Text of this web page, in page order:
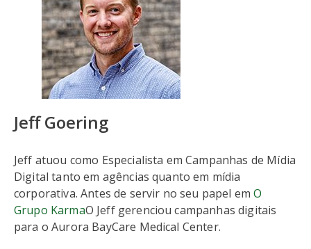
Jeff Goering
Jeff atuou como Especialista em Campanhas de Mídia
Digital tanto em agências quanto em mídia
corporativa. Antes de servir no seu papel emO
Grupo KarmaO Jeff gerenciou campanhas digitais
para o Aurora BayCare Medical Center.